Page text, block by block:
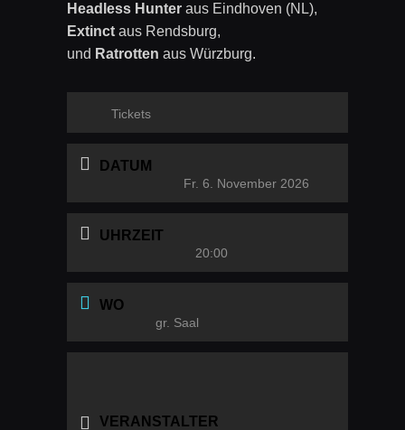
Headless Hunter aus Eindhoven (NL),
Extinct aus Rendsburg,
und Ratrotten aus Würzburg.
Tickets
DATUM
Fr. 6. November 2026
UHRZEIT
20:00
WO
gr. Saal
VERANSTALTER